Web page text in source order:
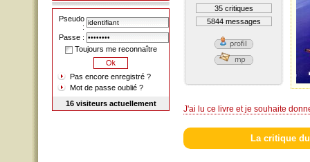
Pseudo
:
Passe :
Toujours me reconnaître
Pas encore enregistré ?
Mot de passe oublié ?
16 visiteurs actuellement
35 critiques
5844 messages
J'ai lu ce livre et je souhaite
La critique